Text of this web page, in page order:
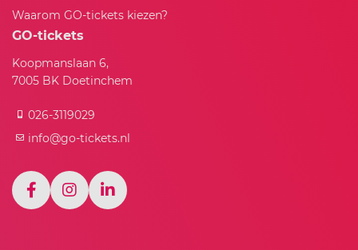
Waarom GO-tickets kiezen?
GO-tickets
Koopmanslaan 6,
7005 BK Doetinchem
026-3119029
info@go-tickets.nl